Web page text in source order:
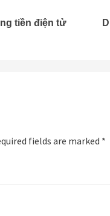
tiền điện tử
fields are marked *